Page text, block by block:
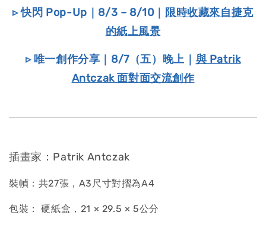
▹ 快閃 Pop-Up｜8/3 – 8/10｜ 限時收藏來自捷克
的紙上風景
▹ 唯一創作分享｜8/7（五）晚上｜ 與 Patrik
Antczak 面對面交流創作
插畫家：Patrik Antczak
裝幀：共27張，A3尺寸對摺為A4
包裝： 硬紙盒，21 × 29.5 × 5公分